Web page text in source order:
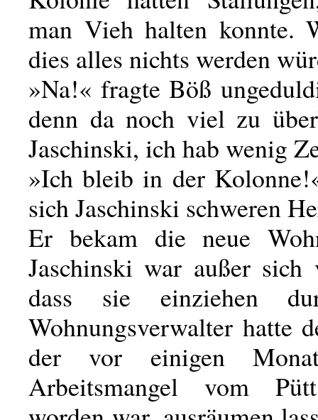
man Vieh halten konnte.
dies alles nichts werden
»Na!« fragte Böß
denn da noch viel zu
Jaschinski, ich hab wenig
»Ich bleib in der
sich Jaschinski schweren
Er bekam die neue
Jaschinski war außer sich
dass sie einziehen
Wohnungsverwalter hatte
der vor einigen
Arbeitsmangel vom